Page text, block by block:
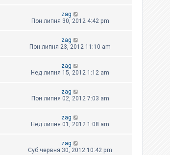
zag
Пон липня 30, 2012 4:42 pm
zag
Пон липня 23, 2012 11:10 am
zag
Нед липня 15, 2012 1:12 am
zag
Пон липня 02, 2012 7:03 am
zag
Нед липня 01, 2012 1:08 am
zag
Суб червня 30, 2012 10:42 pm